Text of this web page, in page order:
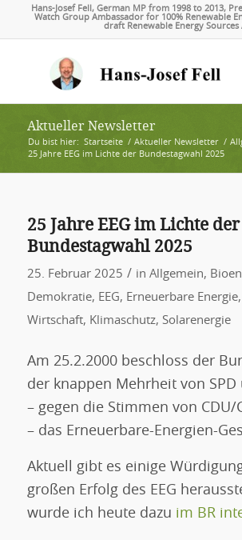
Hans-Josef Fell, German MP from 1998 to 2013,
Watch Group Ambassador for 100% Renewable
draft Renewable Energy Sources
Aktueller Newsletter
Du bist hier: Startseite / Aktueller Newsletter /
25 Jahre EEG im Lichte der Bundestagwahl 2025
25 Jahre EEG im Lichte der
Bundestagwahl 2025
25. Februar 2025 / in Allgemein,
Demokratie, EEG, Erneuerbare Energie,
Wirtschaft, Klimaschutz, Solarenergie
Am 25.2.2000 beschloss der
der knappen Mehrheit von SPD
– gegen die Stimmen von CDU/
– das Erneuerbare-Energien-
Aktuell gibt es einige
großen Erfolg des EEG
wurde ich heute dazu im BR